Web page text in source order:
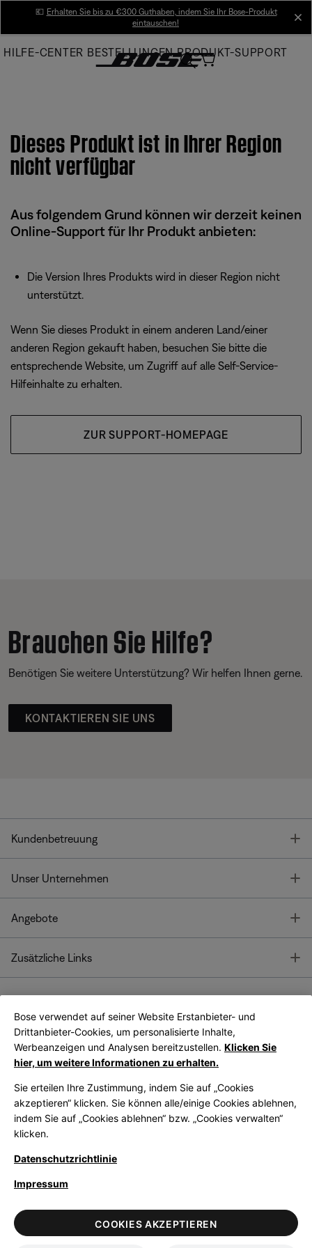
Main
💶 Erhalten Sie bis zu €300 Guthaben, indem Sie Ihr Bose-Produkt
eintauschen!
HILFE-CENTER BESTELLUNGEN PRODUKT-SUPPORT
Dieses Produkt ist in Ihrer Region
nicht verfügbar
Aus folgendem Grund können wir derzeit keinen
Online-Support für Ihr Produkt anbieten:
Die Version Ihres Produkts wird in dieser Region nicht
unterstützt.
Wenn Sie dieses Produkt in einem anderen Land/einer
anderen Region gekauft haben, besuchen Sie bitte die
entsprechende Website, um Zugriff auf alle Self-Service-
Hilfeinhalte zu erhalten.
ZUR SUPPORT-HOMEPAGE
Brauchen Sie Hilfe?
Benötigen Sie weitere Unterstützung? Wir helfen Ihnen gerne.
KONTAKTIEREN SIE UNS
Kundenbetreuung
Unser Unternehmen
Angebote
Zusätzliche Links
Bose App
Bose Connect
App
LegalDatenschutzrichtlinieZugänglichkeitHinweis zu Cookies
VerkaufsbedingungenNutzungsbedingungen
Bose verwendet auf seiner Website Erstanbieter- und
Drittanbieter-Cookies, um personalisierte Inhalte,
Werbeanzeigen und Analysen bereitzustellen. Klicken Sie
hier, um weitere Informationen zu erhalten.
Sie erteilen Ihre Zustimmung, indem Sie auf „Cookies
akzeptieren“ klicken. Sie können alle/einige Cookies ablehnen,
indem Sie auf „Cookies ablehnen“ bzw. „Cookies verwalten“
klicken.
Datenschutzrichtlinie
Impressum
COOKIES AKZEPTIEREN